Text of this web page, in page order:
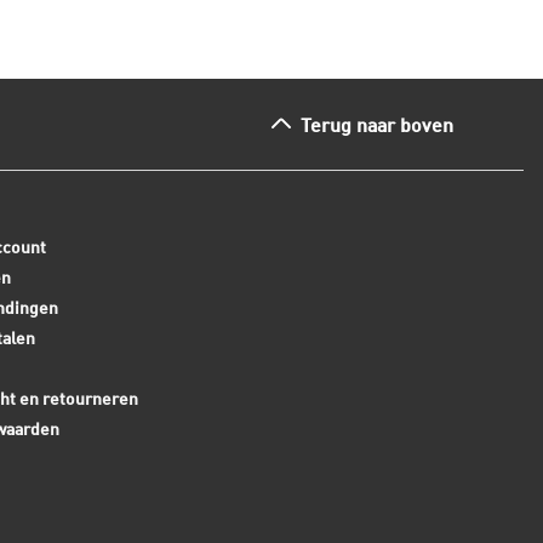
Terug naar boven
en retourneren